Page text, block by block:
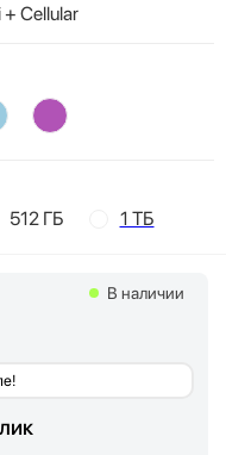
Cellular
512 ГБ 1 ТБ
В наличии